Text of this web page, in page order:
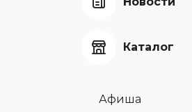
Каталог
Афиша